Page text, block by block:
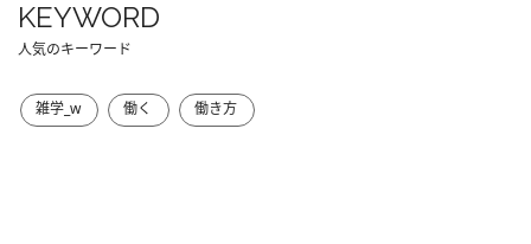
KEYWORD
人気のキーワード
雑学_w 働く 働き方